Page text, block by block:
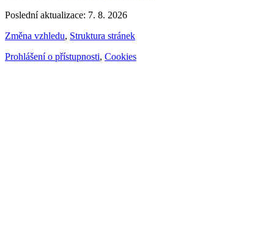
Poslední aktualizace: 7. 8. 2026
Změna vzhledu, Struktura stránek
Prohlášení o přístupnosti, Cookies